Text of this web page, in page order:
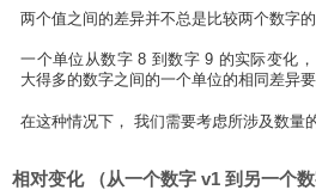
两个值之间的差异并不总是比较两个数字的
一个单位从数字 8 到数字 9 的实际变化
大得多的数字之间的一个单位的相同差异要
在这种情况下， 我们需要考虑所涉及数量的
相对变化 （从一个数字 v1 到另一个数